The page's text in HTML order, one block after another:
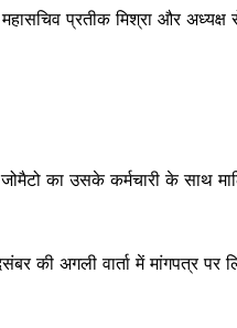
प्रतीक मिश्रा और अध्यक्ष
का उसके कर्मचारी के साथ
की अगली वार्ता में मांगपत्र पर